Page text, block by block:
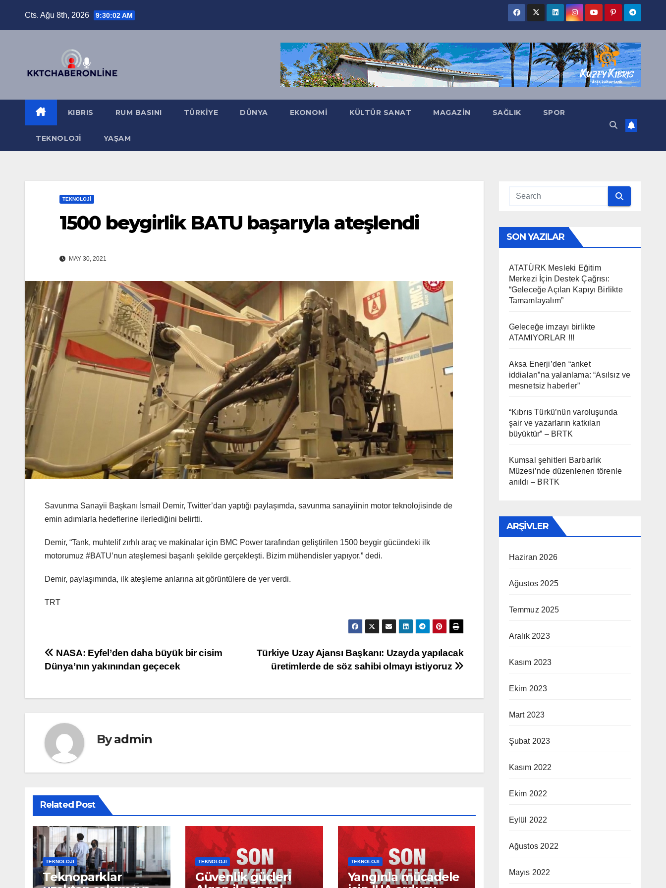
Cts. Ağu 8th, 2026 9:30:04 AM
KIBRIS RUM BASINI TÜRKIYE DÜNYA EKONOMI KÜLTÜR SANAT MAGAZIN SAĞLIK SPOR
TEKNOLOJI YAŞAM
TEKNOLOJI
1500 beygirlik BATU başarıyla ateşlendi
MAY 30, 2021
Savunma Sanayii Başkanı İsmail Demir, Twitter’dan yaptığı paylaşımda, savunma sanayiinin motor teknolojisinde de
emin adımlarla hedeflerine ilerlediğini belirtti.
Demir, “Tank, muhtelif zırhlı araç ve makinalar için BMC Power tarafından geliştirilen 1500 beygir gücündeki ilk
motorumuz #BATU’nun ateşlemesi başarılı şekilde gerçekleşti. Bizim mühendisler yapıyor.” dedi.
Demir, paylaşımında, ilk ateşleme anlarına ait görüntülere de yer verdi.
TRT
Yazı
gezinmesi
Türkiye Uzay Ajansı Başkanı: Uzayda yapılacak
üretimlerde de söz sahibi olmayı istiyoruz
NASA: Eyfel’den daha büyük bir cisim
Dünya’nın yakınından geçecek
Byadmin
Related Post
TEKNOLOJI
Teknoparklar
TEKNOLOJI
Güvenlik güçleri
TEKNOLOJI
Yangınla mücadele
SON YAZILAR
ATATÜRK Mesleki Eğitim
Merkezi İçin Destek Çağrısı:
“Geleceğe Açılan Kapıyı Birlikte
Tamamlayalım”
Geleceğe imzayı birlikte
ATAMIYORLAR !!!
Aksa Enerji’den “anket
iddiaları”na yalanlama: “Asılsız ve
mesnetsiz haberler”
“Kıbrıs Türkü’nün varoluşunda
şair ve yazarların katkıları
büyüktür” – BRTK
Kumsal şehitleri Barbarlık
Müzesi’nde düzenlenen törenle
anıldı – BRTK
ARŞIVLER
Haziran 2026
Ağustos 2025
Temmuz 2025
Aralık 2023
Kasım 2023
Ekim 2023
Mart 2023
Şubat 2023
Kasım 2022
Ekim 2022
Eylül 2022
Ağustos 2022
Mayıs 2022